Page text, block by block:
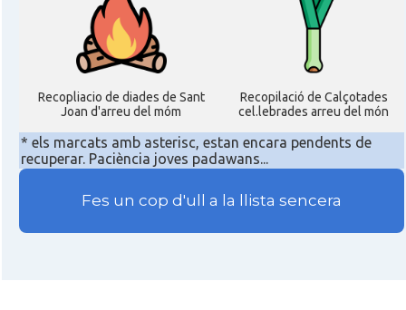
Recopliacio de diades de Sant
Joan d'arreu del móm
Recopilació de Calçotades
cel.lebrades arreu del món
* els marcats amb asterisc, estan encara pendents de
recuperar. Paciència joves padawans...
Fes un cop d'ull a la llista sencera